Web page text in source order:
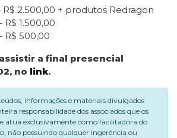
R$ 2.500,00 + produtos Redragon
1.500,00
R$ 500,00
a final presencial
no link.
informações e materiais divulgados
responsabilidade dos associados que os
atua exclusivamente como facilitadora do
não possuindo qualquer ingerência ou